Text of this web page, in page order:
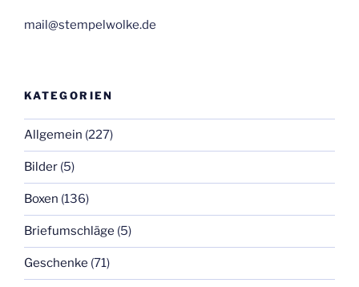
mail@stempelwolke.de
KATEGORIEN
Allgemein (227)
Bilder (5)
Boxen (136)
Briefumschläge (5)
Geschenke (71)